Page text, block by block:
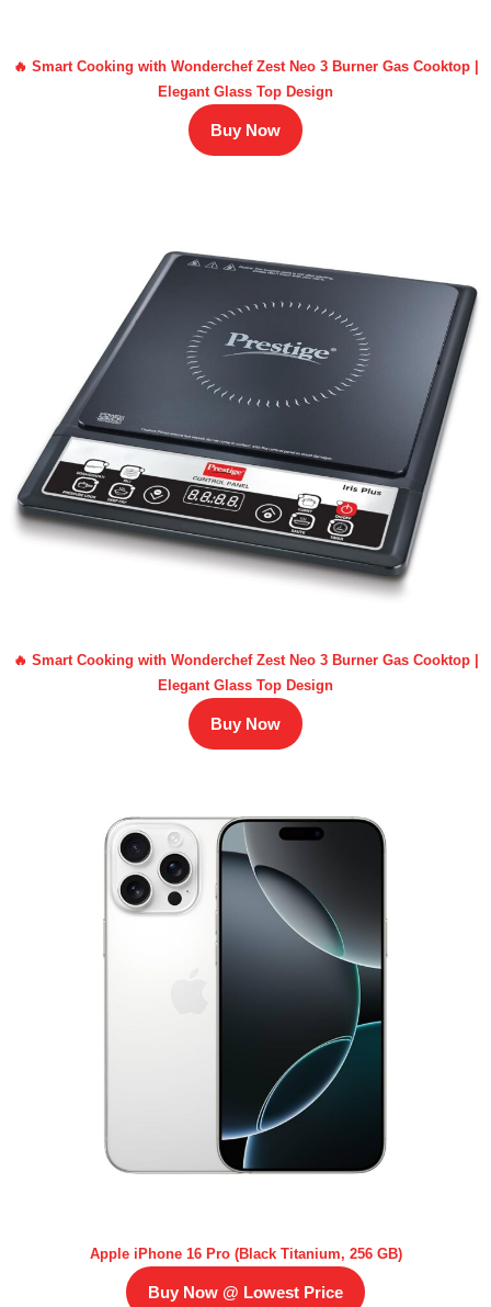
🔥 Smart Cooking with Wonderchef Zest Neo 3 Burner Gas Cooktop |
Elegant Glass Top Design
Buy Now
🔥 Smart Cooking with Wonderchef Zest Neo 3 Burner Gas Cooktop |
Elegant Glass Top Design
Buy Now
Apple iPhone 16 Pro (Black Titanium, 256 GB)
Buy Now @ Lowest Price